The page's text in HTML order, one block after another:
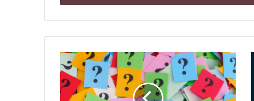
Dikte
Çalışmasının
Tanımı
ve